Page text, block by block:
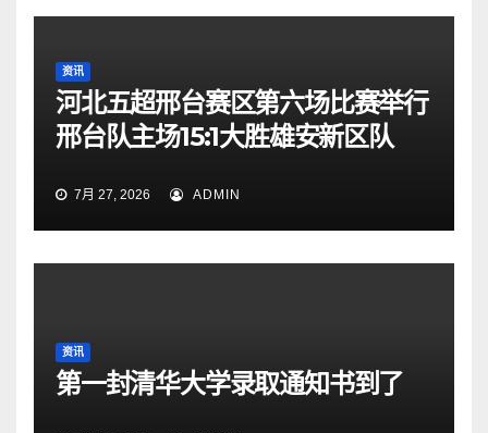
资讯
河北五超邢台赛区第六场比赛举行
邢台队主场15:1大胜雄安新区队
7月 27, 2026 ADMIN
资讯
第一封清华大学录取通知书到了